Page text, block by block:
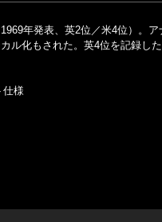
年発表、英2位／米4位）。
ル化もされた。英4位を記録し
仕様